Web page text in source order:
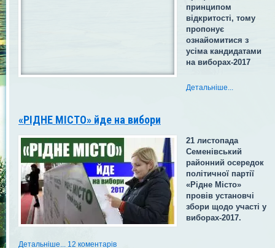
принципом
відкритості, тому
пропонує
ознайомитися з
усіма кандидатами
на виборах-2017
Детальніше...
«РІДНЕ МІСТО» йде на вибори
21 листопада
Семенівський
районний осередок
політичної партії
«Рідне Місто»
провів установчі
збори щодо участі у
виборах-2017.
Детальніше... 12 коментарів